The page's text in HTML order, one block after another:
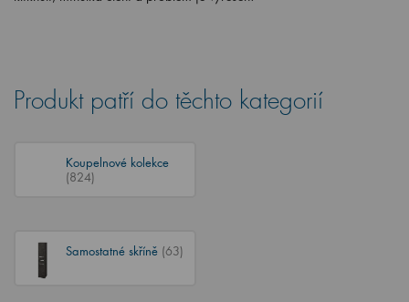
Produkt patří do těchto kategorií
Koupelnové kolekce
(824)
Samostatné skříně (63)